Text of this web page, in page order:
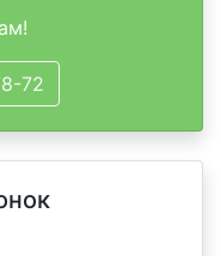
72